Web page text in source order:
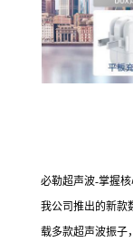
必勒超声波-掌握
我公司推出的新款
载多款超声波振子